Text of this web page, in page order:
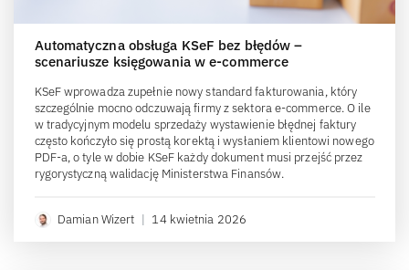
Automatyczna obsługa KSeF bez błędów –
scenariusze księgowania w e-commerce
KSeF wprowadza zupełnie nowy standard fakturowania, który
szczególnie mocno odczuwają firmy z sektora e-commerce. O ile
w tradycyjnym modelu sprzedaży wystawienie błędnej faktury
często kończyło się prostą korektą i wysłaniem klientowi nowego
PDF-a, o tyle w dobie KSeF każdy dokument musi przejść przez
rygorystyczną walidację Ministerstwa Finansów.
Damian Wizert | 14 kwietnia 2026